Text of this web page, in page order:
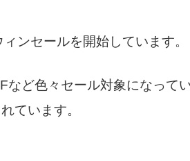
ンセールを開始しています。
など色々セール対象になって
ています。